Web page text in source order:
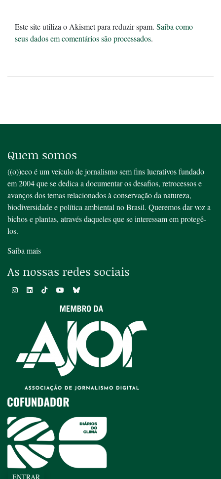
Este site utiliza o Akismet para reduzir spam. Saiba como
seus dados em comentários são processados.
Quem somos
((o))eco é um veículo de jornalismo sem fins lucrativos fundado
em 2004 que se dedica a documentar os desafios, retrocessos e
avanços dos temas relacionados à conservação da natureza,
biodiversidade e política ambiental no Brasil. Queremos dar voz a
bichos e plantas, através daqueles que se interessam em protegê-
los.
Saiba mais
As nossas redes sociais
ENTRAR